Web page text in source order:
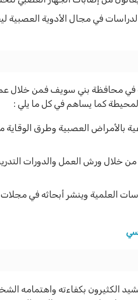
في مجال الأدوية العصبية
في محافظة بني سويف فمن خلال
كما يساهم في كل ما يلي :
العصبية وطرق الوقاية
خلال ورش العمل والدورات
العلمية وينشر أبحاثه في
بكفاءته واهتمامه